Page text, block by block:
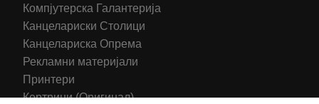
Компјутерска Галантерија
Канцелариски Столици
Канцелариска Опрема
Рекламни материјали
Принтери
Кертриџи (Оригинал)